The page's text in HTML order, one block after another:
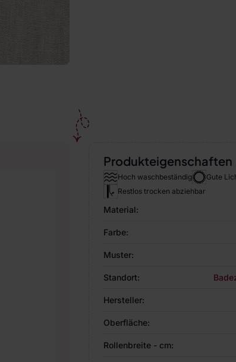
Produkteigenschaften
Hoch waschbeständig Gute
Restlos trocken abziehbar
Material:
Farbe:
Muster:
Standort:
Hersteller:
Oberfläche:
Rollenbreite - cm: